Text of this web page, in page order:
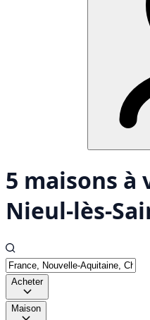
5 maisons à
Nieul-lès-
Acheter
Maison